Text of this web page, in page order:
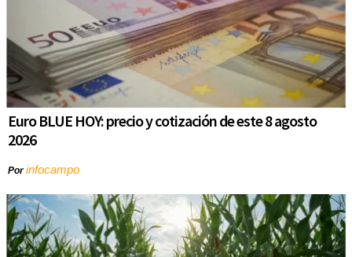
Euro BLUE HOY: precio y cotización de este 8 agosto
2026
Porinfocampo